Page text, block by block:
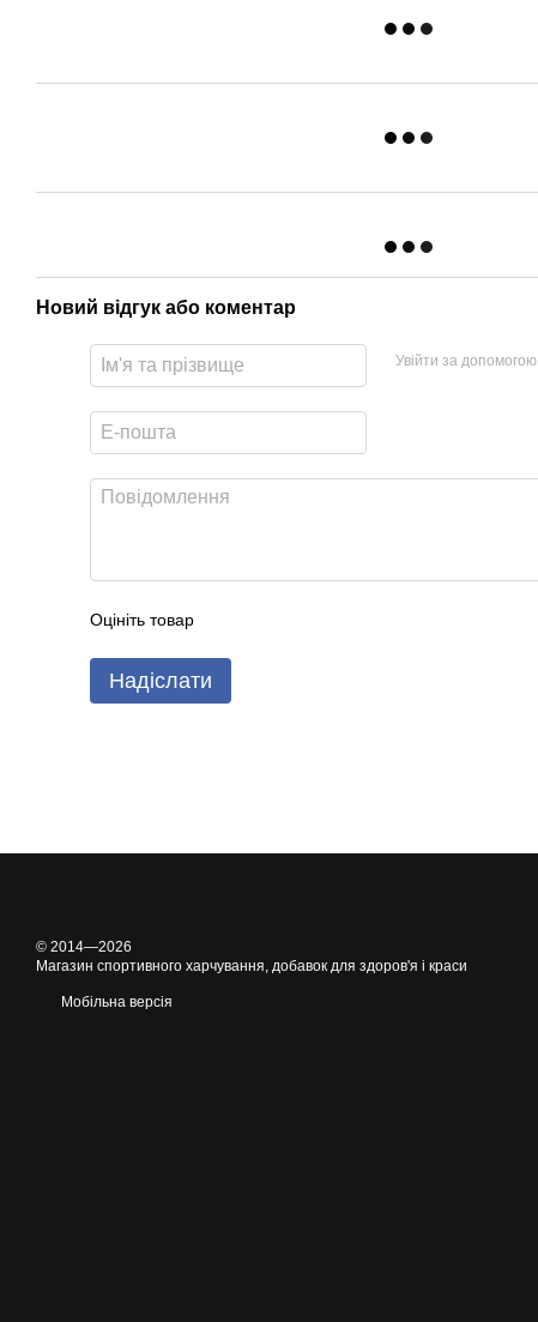
Новий відгук або коментар
Увійти за допомогою
Оцініть товар
Надіслати
© 2014—2026
Магазин спортивного харчування, добавок для здоров'я і краси
Мобільна версія